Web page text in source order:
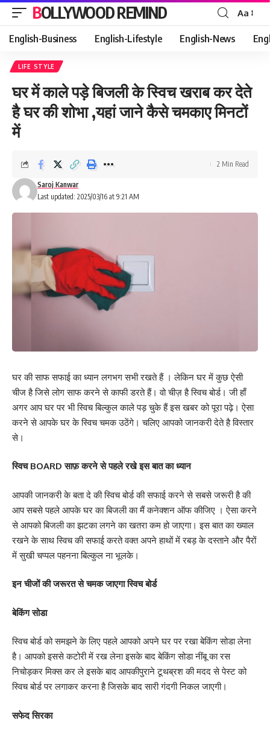
BOLLYWOOD REMIND
Font
Resizer
Aa
English-Business English-Lifestyle English-News
LIFE STYLE
घर में काले पड़े बिजली के स्विच खराब कर देते
है घर की शोभा ,यहां जाने कैसे चमकाए मिनटों
में
Last updated: 2025/03/16 at 9:21 AM
Saroj Kanwar
2 Min Read
घर की साफ सफाई का ध्यान लगभग सभी रखते हैं । लेकिन घर में कुछ ऐसी
चीज है जिसे लोग साफ करने से काफी डरते हैं। वो चीज़ है स्विच बोर्ड। जी हाँ
अगर आप घर पर भी स्विच बिल्कुल काले पड़ चुके हैं इस खबर को पूरा पढ़े। ऐसा
करने से आपके घर के स्विच चमक उठेंगे। चलिए आपको जानकरी देते है विस्तार
से।
स्विच BOARD साफ़ करने से पहले रखे इस बात का ध्यान
आपकी जानकरी के बता दे की स्विच बोर्ड की सफाई करने से सबसे जरूरी है की
आप सबसे पहले आपके घर का बिजली का मैं कनेक्शन ऑफ कीजिए । ऐसा करने
से आपको बिजली का झटका लगने का खतरा कम हो जाएगा। इस बात का ख्याल
रखने के साथ स्विच की सफाई करते वक्त अपने हाथों में रबड़ के दस्ताने और पैरों
में सुखी चप्पल पहनना बिल्कुल ना भूलके।
इन चीजों की जरूरत से चमक जाएगा स्विच बोर्ड
बेकिंग सोडा
स्विच बोर्ड को समझने के लिए पहले आपको अपने घर पर रखा बेकिंग सोडा लेना
है। आपको इससे कटोरी में रख लेना इसके बाद बेकिंग सोडा नींबू का रस
निचोड़कर मिक्स कर ले इसके बाद आपकीपुराने टूथब्रश की मदद से पेस्ट को
स्विच बोर्ड पर लगाकर करना है जिसके बाद सारी गंदगी निकल जाएगी।
सफेद सिरका